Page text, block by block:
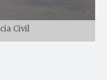
Civil